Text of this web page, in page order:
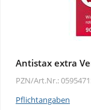
Antistax extra
PZN/Art.Nr.:
Pflichtangaben